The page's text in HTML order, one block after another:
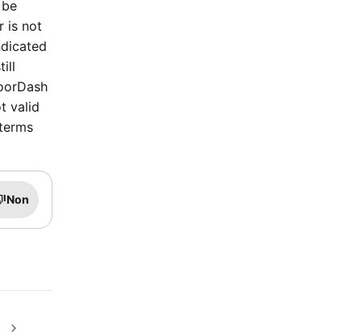
is not
valid
Non